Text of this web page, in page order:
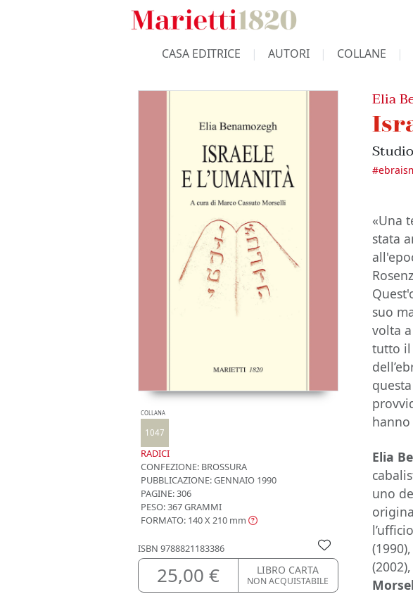
CASA EDITRICE AUTORI COLLANE
COLLANA
1047
RADICI
CONFEZIONE: BROSSURA
PUBBLICAZIONE:GENNAIO 1990
PAGINE: 306
PESO: 367 GRAMMI
FORMATO: 140 X 210 mm
ISBN 9788821183386
25,00 € LIBRO CARTA
NON ACQUISTABILE
Elia
#
«Una
stata
suo
volta
tutto il
Elia
uno